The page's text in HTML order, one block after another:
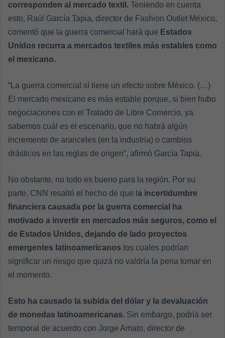
corresponden al mercado textil. Teniendo en cuenta
esto, Raúl García Tapia, director de Fashion Outlet México,
comentó que la guerra comercial hará que Estados
Unidos recurra a mercados textiles más estables como
el mexicano.
“La guerra comercial sí tiene un efecto sobre México. (…)
El mercado mexicano es más estable porque, si bien hubo
negociaciones con el Tratado de Libre Comercio, ya
sabemos cuál es el escenario, que no habrá algún
incremento de aranceles (en la industria) o cambios
drásticos en las reglas de origen”, afirmó García Tapia.
No obstante, no todo es bueno para la región. Por su
parte, CNN resaltó el hecho de que l a incertidumbre
financiera causada por la guerra comercial ha
motivado a invertir en mercados más seguros, como el
de Estados Unidos, dejando de lado proyectos
emergentes latinoamericanos los cuales podrían
significar un riesgo que quizá no valdría la pena tomar en
el momento.
Esto ha causado la subida del dólar y la devaluación
de monedas latinoamericanas. Sin embargo, podría ser
temporal de acuerdo con Jorge Amato, director de